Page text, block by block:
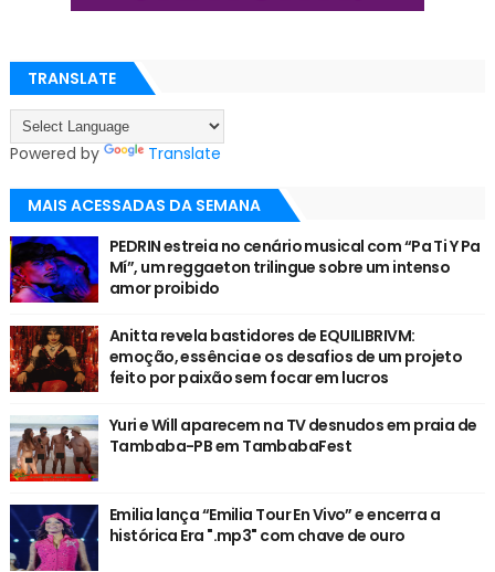
TRANSLATE
Powered by Translate
MAIS ACESSADAS DA SEMANA
PEDRIN estreia no cenário musical com “Pa Ti Y Pa
Mí”, um reggaeton trilingue sobre um intenso
amor proibido
Anitta revela bastidores de EQUILIBRIVM:
emoção, essência e os desafios de um projeto
feito por paixão sem focar em lucros
Yuri e Will aparecem na TV desnudos em praia de
Tambaba-PB em TambabaFest
Emilia lança “Emilia Tour En Vivo” e encerra a
histórica Era ".mp3" com chave de ouro